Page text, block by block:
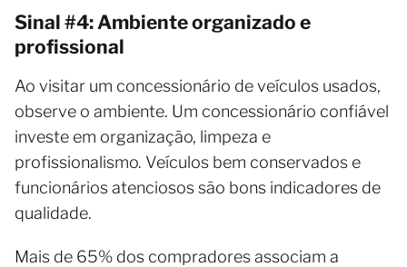
Sinal #4: Ambiente organizado e
profissional
Ao visitar um concessionário de veículos usados,
observe o ambiente. Um concessionário confiável
investe em organização, limpeza e
profissionalismo. Veículos bem conservados e
funcionários atenciosos são bons indicadores de
qualidade.
Mais de 65% dos compradores associam a